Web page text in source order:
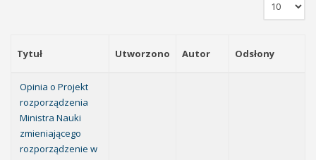
Tytuł Utworzono Autor Odsłony
Opinia o Projekt
rozporządzenia
Ministra Nauki
zmieniającego
rozporządzenie w